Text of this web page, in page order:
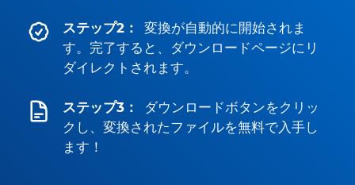
ステップ2：
変換が自動的に開始されま
す。完了すると、ダウンロードページにリ
ダイレクトされます。
ステップ3：
ダウンロードボタンをクリッ
クし、変換されたファイルを無料で入手し
ます！